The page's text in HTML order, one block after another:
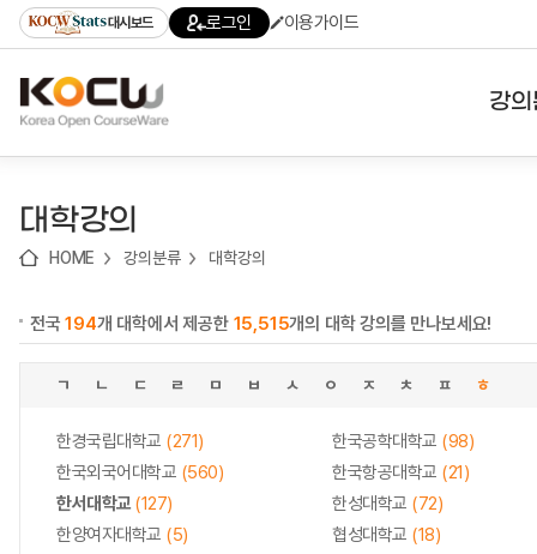
기
기
기
content)
가
대시보드 로그인 이용가이드
강
대학강의
HOME 강의분류 대학강의
전국194개 대학에서 제공한 15,515개의 대학 강의를 만나보세요!
ㄱ ㄴ ㄷ ㄹ ㅁ ㅂ ㅅ ㅇ ㅈ ㅊ ㅍ ㅎ
한경국립대학교 (271) 한국공학대학교 (98)
한국외국어대학교 (560) 한국항공대학교 (21)
한서대학교(127) 한성대학교 (72)
한양여자대학교 (5) 협성대학교 (18)